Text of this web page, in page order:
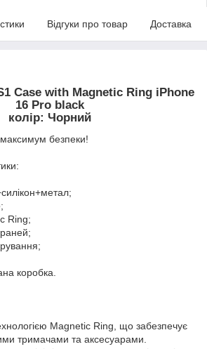
Відгуки про товар Доставка
Case with Magnetic Ring iPhone
16 Pro black
колір: Чорний
безпеки!
Ring;
коробка.
Magnetic Ring, що забезпечує
тримачами та аксесуарами.